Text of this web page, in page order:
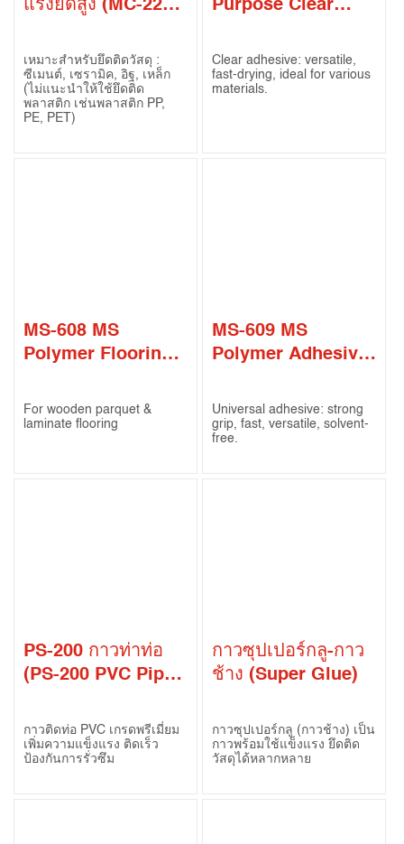
แรงยึดสูง (MC-226
Performance
Structural
Adhesive)
เหมาะสำหรับยึดติดวัสดุ :
ซีเมนต์, เซรามิค, อิฐ, เหล็ก
(ไม่แนะนำให้ใช้ยึดติด
พลาสติก เช่นพลาสติก PP,
PE, PET)
Purpose Clear
Clear adhesive: versatile,
fast-drying, ideal for various
materials.
MS-608 MS
Polymer Flooring
For wooden parquet &
laminate flooring
MS-609 MS
Polymer Adhesive
Universal adhesive: strong
grip, fast, versatile, solvent-
free.
PS-200 กาวท่าท่อ
(PS-200 PVC Pipe
กาวติดท่อ PVC เกรดพรีเมี่ยม
เพิ่มความแข็งแรง ติดเร็ว
ป้องกันการรั่วซึม
กาวซุปเปอร์กลู-กาว
ช้าง (Super Glue)
กาวซุปเปอร์กลู (กาวช้าง) เป็น
กาวพร้อมใช้แข็งแรง ยึดติด
วัสดุได้หลากหลาย